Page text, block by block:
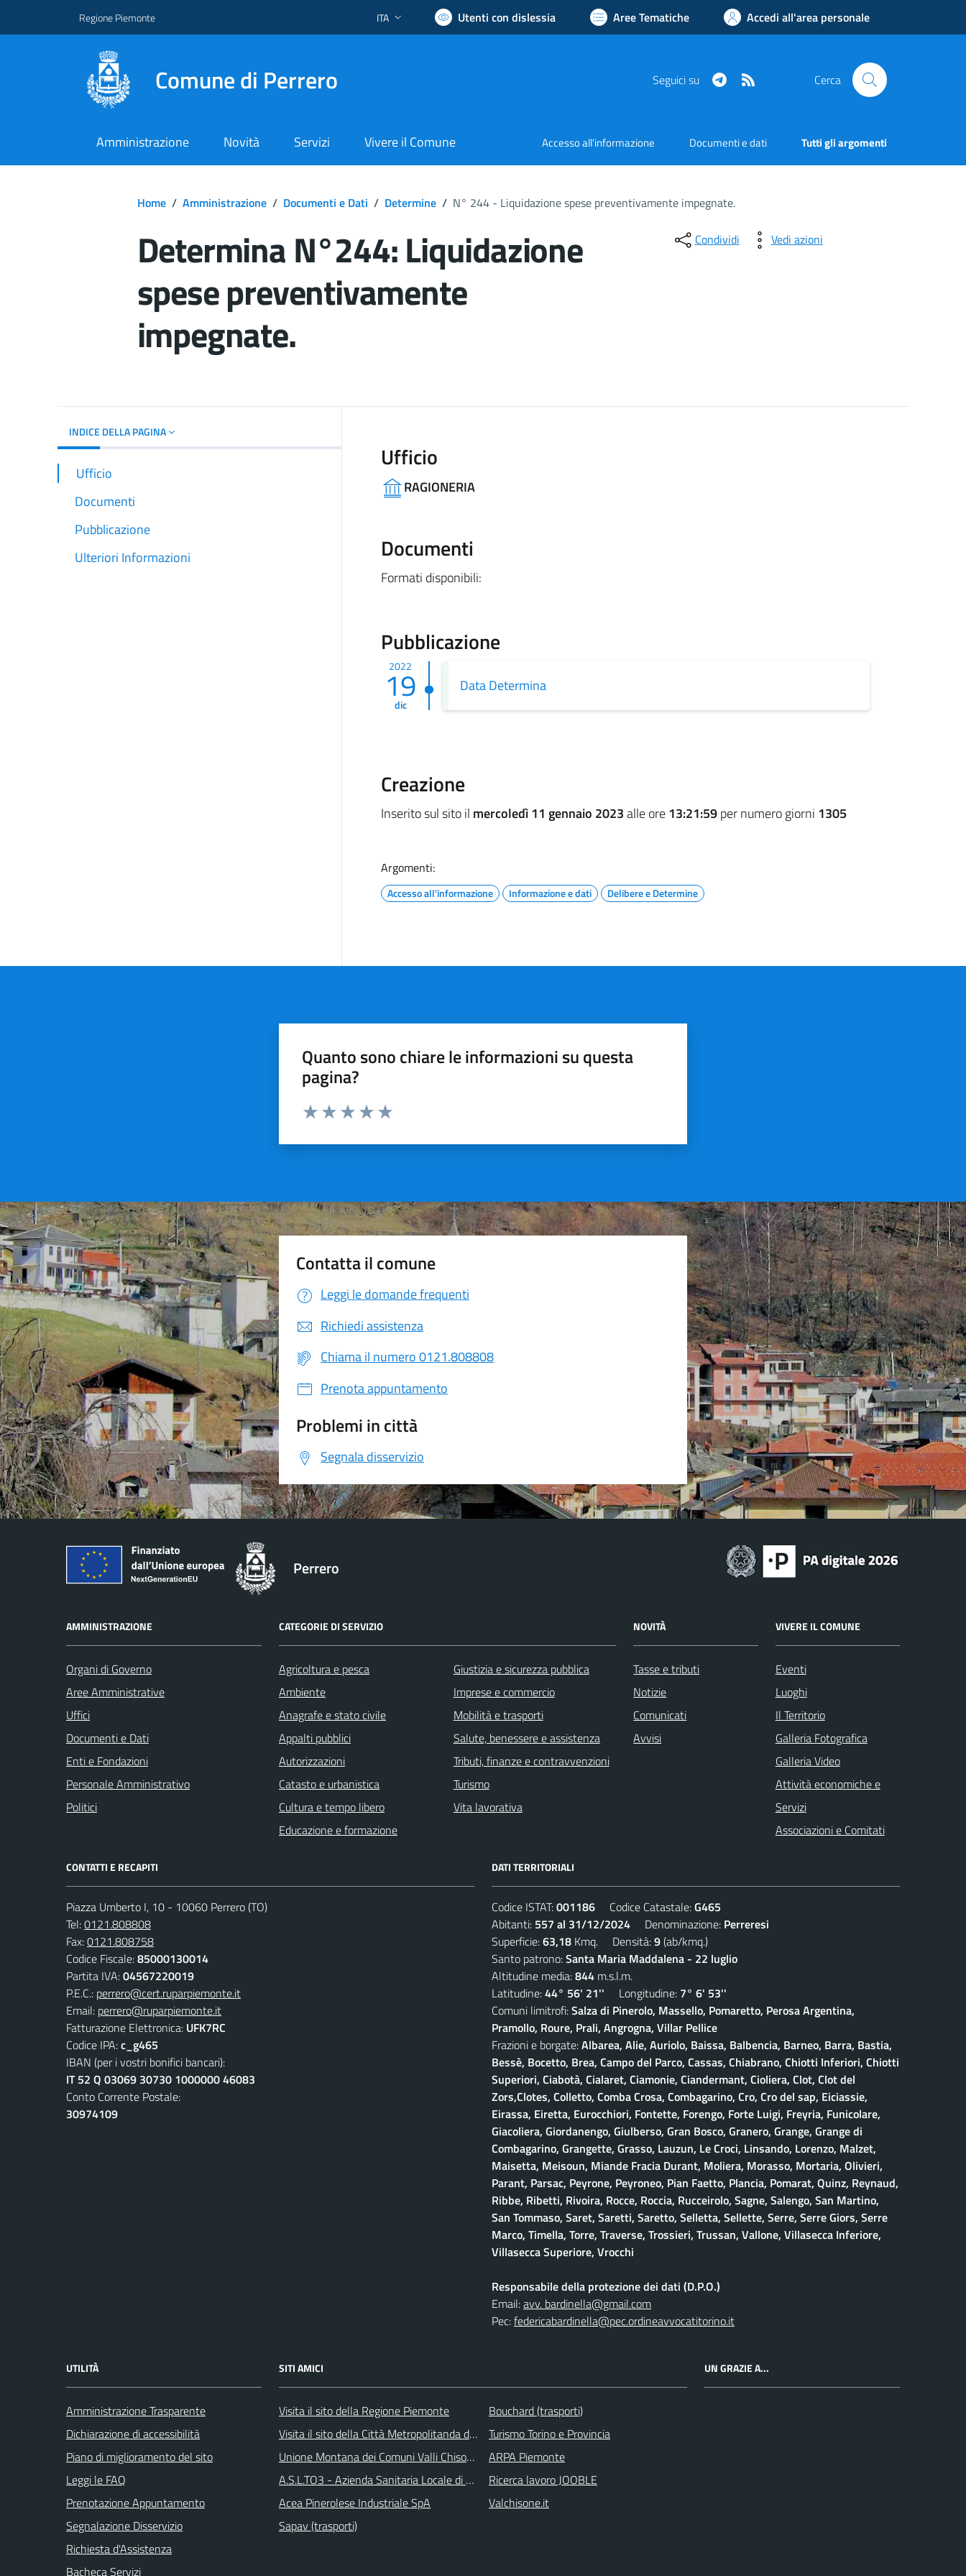
Regione Piemonte Lingua attiva:
ITA Utenti con dislessia Aree Tematiche Accedi all'area personale
Comune di Perrero Seguici su Telegram Cerca
Amministrazione Novità Servizi Vivere il Comune Accesso all'informazione Documenti e dati Tutti gli argomenti
Home / Amministrazione / Documenti e Dati / Determine / N° 244 - Liquidazione spese preventivamente impegnate.
Determina N°244: Liquidazione
spese preventivamente
impegnate.
Condividi Vedi azioni
INDICE DELLA PAGINA
Ufficio
Documenti
Pubblicazione
Ulteriori Informazioni
Ufficio
RAGIONERIA
Documenti
Formati disponibili:
Pubblicazione
2022
19
dic
Data Determina
Creazione
Inserito sul sito il mercoledì 11 gennaio 2023alle ore13:21:59per numero giorni 1305
Argomenti:
Accesso all'informazione Informazione e dati Delibere e Determine
Quanto sono chiare le informazioni su questa
pagina?
Valuta da 1 a 5 stelle la pagina
Contatta il comune
Leggi le domande frequenti
Richiedi assistenza
Chiama il numero 0121.808808
Prenota appuntamento
Problemi in città
Segnala disservizio
Perrero
AMMINISTRAZIONE
Organi di Governo
Aree Amministrative
Uffici
Documenti e Dati
Enti e Fondazioni
Personale Amministrativo
Politici
CATEGORIE DI SERVIZIO
Agricoltura e pesca
Ambiente
Anagrafe e stato civile
Appalti pubblici
Autorizzazioni
Catasto e urbanistica
Cultura e tempo libero
Educazione e formazione
Giustizia e sicurezza pubblica
Imprese e commercio
Mobilità e trasporti
Salute, benessere e assistenza
Tributi, finanze e contravvenzioni
Turismo
Vita lavorativa
NOVITÀ
Tasse e tributi
Notizie
Comunicati
Avvisi
VIVERE IL COMUNE
Eventi
Luoghi
Il Territorio
Galleria Fotografica
Galleria Video
Attività economiche e
Servizi
Associazioni e Comitati
CONTATTI E RECAPITI
Piazza Umberto I, 10 - 10060 Perrero (TO)
Tel:0121.808808
Fax:0121.808758
Codice Fiscale:85000130014
Partita IVA:04567220019
P.E.C.: perrero@cert.ruparpiemonte.it
Email: perrero@ruparpiemonte.it
Fatturazione Elettronica: UFK7RC
Codice IPA:c_g465
IBAN (per i vostri bonifici bancari):
IT 52 Q 03069 30730 1000000 46083
Conto Corrente Postale:
30974109
DATI TERRITORIALI
Codice ISTAT:001186 Codice Catastale:G465
Abitanti: 557 al 31/12/2024 Denominazione: Perreresi
Superficie:63,18 Kmq. Densità:9(ab/kmq.)
Santo patrono:Santa Maria Maddalena - 22 luglio
Altitudine media:844 m.s.l.m.
Latitudine:44° 56' 21'' Longitudine: 7° 6' 53''
Comuni limitrofi:Salza di Pinerolo, Massello, Pomaretto, Perosa Argentina,
Pramollo, Roure, Prali, Angrogna, Villar Pellice
Frazioni e borgate:Albarea, Alie, Auriolo, Baissa, Balbencia, Barneo, Barra, Bastia,
Bessè, Bocetto, Brea, Campo del Parco, Cassas, Chiabrano, Chiotti Inferiori, Chiotti
Superiori, Ciabotà, Cialaret, Ciamonie, Ciandermant, Cioliera, Clot, Clot del
Zors,Clotes, Colletto, Comba Crosa, Combagarino, Cro, Cro del sap, Eiciassie,
Eirassa, Eiretta, Eurocchiori, Fontette, Forengo, Forte Luigi, Freyria, Funicolare,
Giacoliera, Giordanengo, Giulberso, Gran Bosco, Granero, Grange, Grange di
Combagarino, Grangette, Grasso, Lauzun, Le Croci, Linsando, Lorenzo, Malzet,
Maisetta, Meisoun, Miande Fracia Durant, Moliera, Morasso, Mortaria, Olivieri,
Parant, Parsac, Peyrone, Peyroneo, Pian Faetto, Plancia, Pomarat, Quinz, Reynaud,
Ribbe, Ribetti, Rivoira, Rocce, Roccia, Rucceirolo, Sagne, Salengo, San Martino,
San Tommaso, Saret, Saretti, Saretto, Selletta, Sellette, Serre, Serre Giors, Serre
Marco, Timella, Torre, Traverse, Trossieri, Trussan, Vallone, Villasecca Inferiore,
Villasecca Superiore, Vrocchi
Responsabile della protezione dei dati (D.P.O.)
Email:avv. bardinella@gmail.com
Pec:federicabardinella@pec.ordineavvocatitorino.it
UTILITÀ
Amministrazione Trasparente
Dichiarazione di accessibilità
Piano di miglioramento del sito
Leggi le FAQ
Prenotazione Appuntamento
Segnalazione Disservizio
Richiesta d'Assistenza
Bacheca Servizi
SITI AMICI
Visita il sito della Regione Piemonte
Visita il sito della Città Metropolitanda di Torino
Unione Montana dei Comuni Valli Chisone e Germanasca
A.S.L.TO3 - Azienda Sanitaria Locale di Collegno e Pinerolo
Acea Pinerolese Industriale SpA
Sapav (trasporti)
Bouchard (trasporti)
Turismo Torino e Provincia
ARPA Piemonte
Ricerca lavoro JOOBLE
Valchisone.it
UN GRAZIE A...